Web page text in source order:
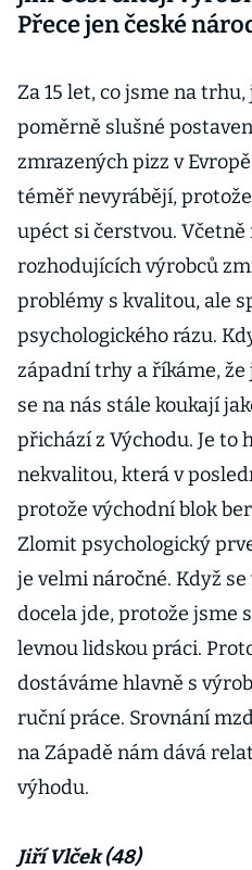
Přece jen české
Za 15 let, co jsme na
poměrně slušné
zmrazených pizz v
téměř nevyrábějí,
upéct si čerstvou. Včetně
rozhodujících výrobců
problémy s kvalitou, ale
psychologického rázu.
západní trhy a říkáme, že
se na nás stále koukají
přichází z Východu. Je to
nekvalitou, která v
protože východní blok
Zlomit psychologický
je velmi náročné. Když
docela jde, protože jsme
levnou lidskou práci.
dostáváme hlavně s
ruční práce. Srovnání
na Západě nám dává
výhodu.
Jiří Vlček (48)